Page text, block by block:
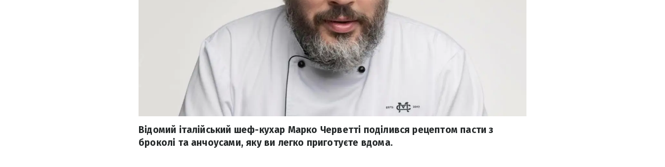
Відомий італійський шеф-кухар Марко Черветті поділився рецептом пасти з
броколі та анчоусами, яку ви легко приготуєте вдома.